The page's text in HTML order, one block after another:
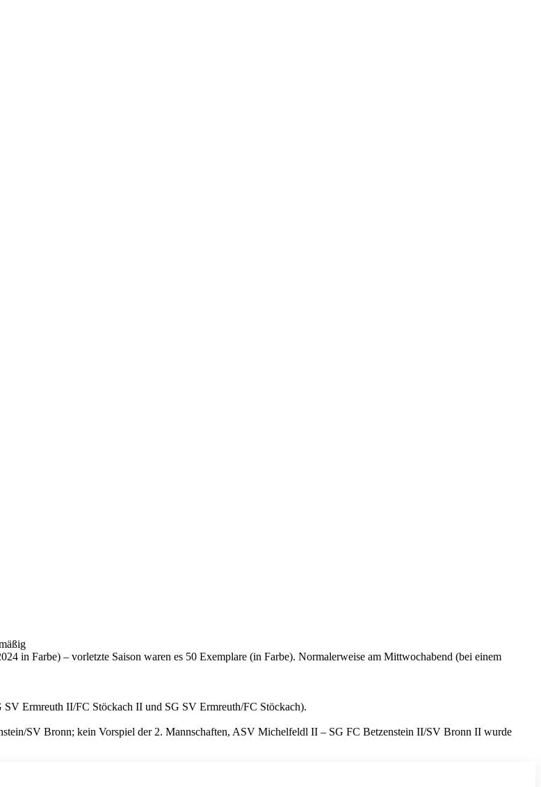
in Farbe) – vorletzte Saison waren es 50 Exemplare (in Farbe). Normalerweise am Mittwochabend (bei einem
Ermreuth II/FC Stöckach II und SG SV Ermreuth/FC Stöckach).
SV Bronn; kein Vorspiel der 2. Mannschaften, ASV Michelfeldl II – SG FC Betzenstein II/SV Bronn II wurde